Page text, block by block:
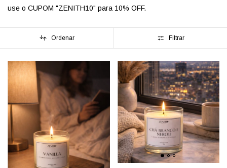
use o CUPOM "ZENITH10" para 10% OFF.
Ordenar Filtrar